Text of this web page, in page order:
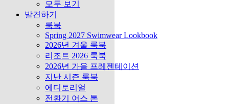
모두 보기
발견하기
룩북
Spring 2027 Swimwear Lookbook
2026년 겨울 룩북
리조트 2026 룩북
2026년 가을 프레젠테이션
지난 시즌 룩북
에디토리얼
전환기 어스 톤